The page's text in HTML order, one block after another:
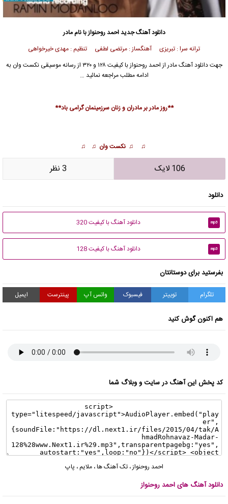
دانلود آهنگ جدیداحمد روحنواز با نام مادر
ترانه سرا : تبریزی آهنگساز : مرتضی لطفی تنظیم : مهدی خیرخواهی
جهت دانلود آهنگ مادر از احمد روحنواز
با کیفیت ۱۲۸ و ۳۲۰ از رسانه موسیقی نکست وان به
ادامه مطلب مراجعه نمائید …
**روز مادر بر مادران و زنان سرزمینمان گرامی باد**
♫ ♫ نکست وان ♫ ♫
106 لایک 3 نظر
دانلود
mp3 دانلود آهنگ با کیفیت 320
mp3 دانلود آهنگ با کیفیت 128
بفرستید برای دوستانتان
تلگرام توییتر فیسبوک واتس آپ پینترست ایمیل
هم اکنون گوش کنید
کد پخش این آهنگ در سایت و وبلاگ شما
احمد روحنواز،تک آهنگ ها،ملایم، پاپ
دانلود آهنگ های احمد روحنواز